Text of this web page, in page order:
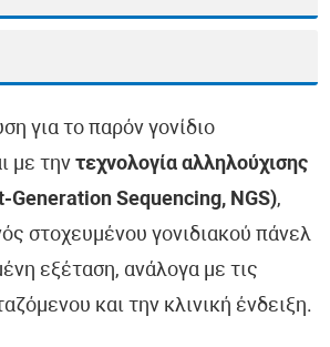
για το παρόν γονίδιο
με τηντεχνολογία αλληλούχισης
Generation Sequencing, NGS),
στοχευμένου γονιδιακού πάνελ
εξέταση, ανάλογα με τις
και την κλινική ένδειξη.